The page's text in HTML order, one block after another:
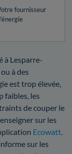
fournisseur
à Lesparre-
à des
est trop élevée,
faibles, les
de couper le
sur les
Ecowatt.
sur les